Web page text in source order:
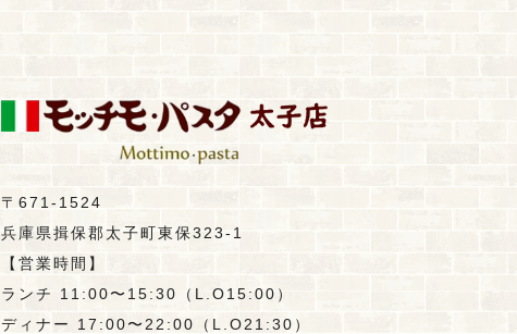
〒671-1524
兵庫県揖保郡太子町東保323-1
【営業時間】
ランチ 11:00〜15:30（L.O15:00）
ディナー 17:00〜22:00（L.O21:30）